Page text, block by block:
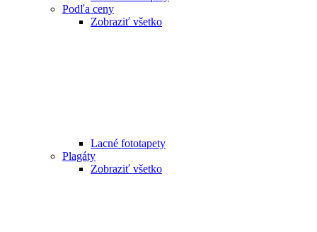
Podľa ceny
Zobraziť všetko
Lacné fototapety
Plagáty
Zobraziť všetko